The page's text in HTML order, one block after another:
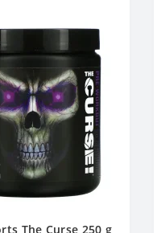
The Curse 250 g